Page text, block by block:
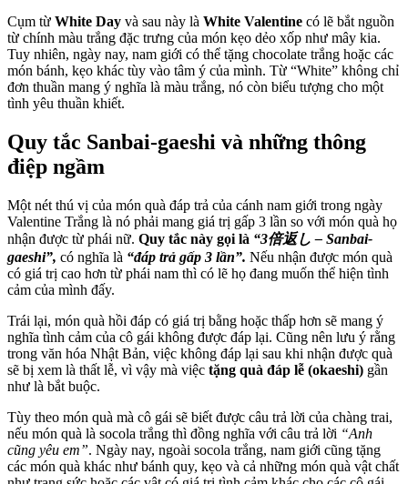
Cụm từ White Day và sau này là White Valentine có lẽ bắt nguồn
từ chính màu trắng đặc trưng của món kẹo dẻo xốp như mây kia.
Tuy nhiên, ngày nay, nam giới có thể tặng chocolate trắng hoặc các
món bánh, kẹo khác tùy vào tâm ý của mình. Từ “White” không chỉ
đơn thuần mang ý nghĩa là màu trắng, nó còn biểu tượng cho một
tình yêu thuần khiết.
Quy tắc Sanbai-gaeshi và những thông
điệp ngầm
Một nét thú vị của món quà đáp trả của cánh nam giới trong ngày
Valentine Trắng là nó phải mang giá trị gấp 3 lần so với món quà họ
nhận được từ phái nữ. Quy tắc này gọi là “3倍返し – Sanbai-
gaeshi”, có nghĩa là “đáp trả gấp 3 lần”. Nếu nhận được món quà
có giá trị cao hơn từ phái nam thì có lẽ họ đang muốn thể hiện tình
cảm của mình đấy.
Trái lại, món quà hồi đáp có giá trị bằng hoặc thấp hơn sẽ mang ý
nghĩa tình cảm của cô gái không được đáp lại. Cũng nên lưu ý rằng
trong văn hóa Nhật Bản, việc không đáp lại sau khi nhận được quà
sẽ bị xem là thất lễ, vì vậy mà việc tặng quà đáp lễ (okaeshi) gần
như là bắt buộc.
Tùy theo món quà mà cô gái sẽ biết được câu trả lời của chàng trai,
nếu món quà là socola trắng thì đồng nghĩa với câu trả lời “Anh
cũng yêu em”. Ngày nay, ngoài socola trắng, nam giới cũng tặng
các món quà khác như bánh quy, kẹo và cả những món quà vật chất